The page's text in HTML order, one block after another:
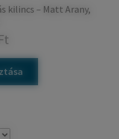
kilincs – Matt Arany,